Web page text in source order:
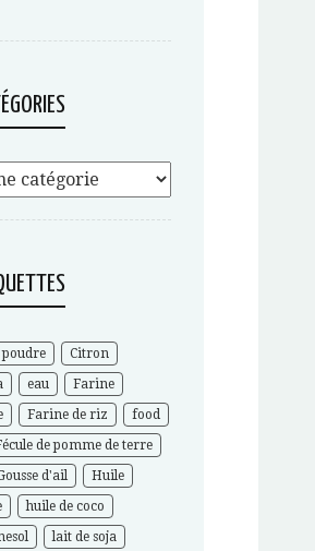
Citron
eau
Farine
Farine de riz
food
de pomme de terre
d'ail
Huile
huile de coco
lait de soja